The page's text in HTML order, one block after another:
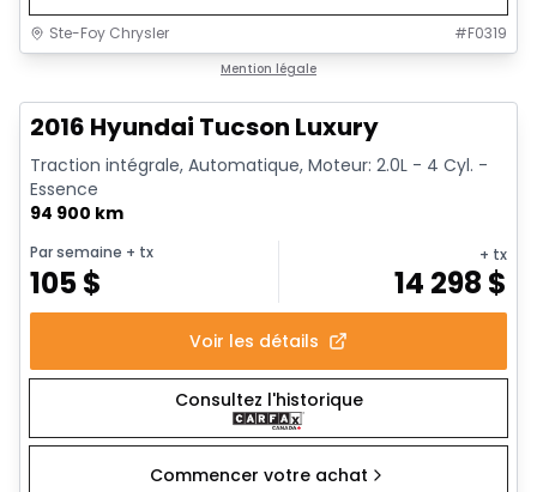
Ste-Foy Chrysler #F0319
Mention légale
2016 Hyundai Tucson Luxury
Traction intégrale, Automatique, Moteur: 2.0L - 4 Cyl. -
Essence
94 900 km
Par semaine + tx
105$
+ tx
14 298 $
Voir les détails
Consultez l'historique
Commencer votre achat